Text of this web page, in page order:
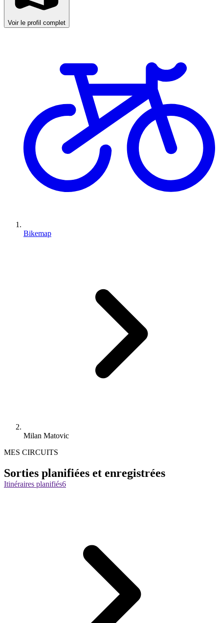
Voir le profil complet
Bikemap
Milan Matovic
MES CIRCUITS
Sorties planifiées et enregistrées
Itinéraires planifiés6